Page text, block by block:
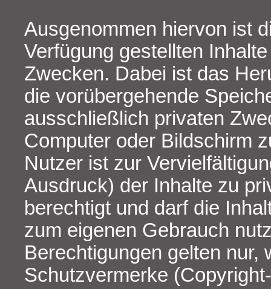
Ausgenommen hiervon ist
Verfügung gestellten
Zwecken. Dabei ist das
die vorübergehende
ausschließlich privaten
Computer oder Bildschirm
Nutzer ist zur
Ausdruck) der Inhalte zu
berechtigt und darf die
zum eigenen Gebrauch
Berechtigungen gelten nur,
Schutzvermerke